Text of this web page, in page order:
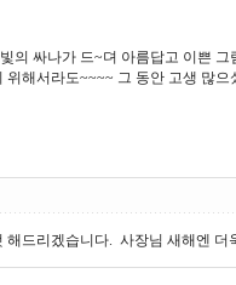
의 싸나가 드~뎌 아름답고 이쁜
해서라도~~~~ 그 동안 고생 많
드리겠습니다. 사장님 새해엔 더